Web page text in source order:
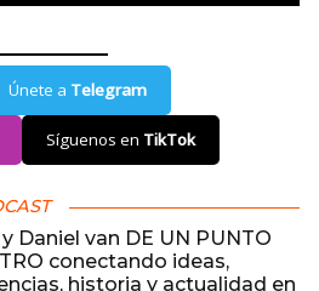
Únete a Telegram
Síguenos en TikTok
Daniel van DE UN PUNTO
conectando ideas,
historia y actualidad en